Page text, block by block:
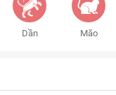
Dần Mão